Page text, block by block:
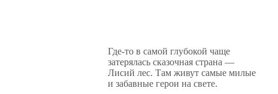
Где-то в самой глубокой чаще
затерялась сказочная страна —
Лисий лес. Там живут самые милые
и забавные герои на свете.